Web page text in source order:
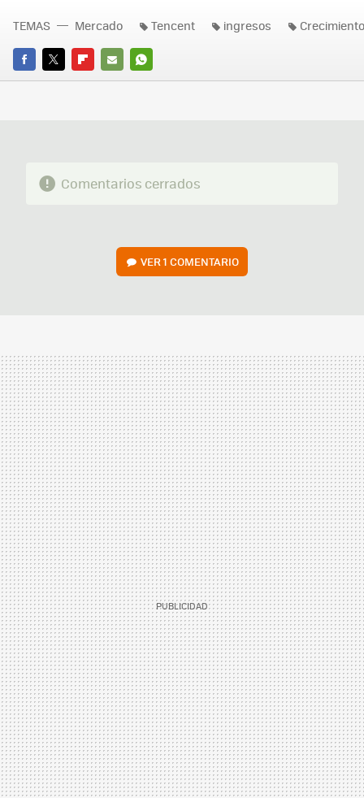
FACEBOOK
TWITTERFLIPBOARD
E-
WHATSAPP
TEMAS Mercado Tencent ingresos Crecimiento
Comentarios cerrados
VER1 COMENTARIO